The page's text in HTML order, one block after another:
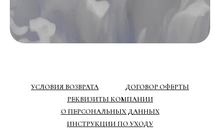
УСЛОВИЯ ВОЗВРАТА
ДОГОВОР ОФЕРТЫ
РЕКВИЗИТЫ КОМПАНИИ
О ПЕРСОНАЛЬНЫХ ДАННЫХ
ИНСТРУКЦИИ ПО УХОДУ